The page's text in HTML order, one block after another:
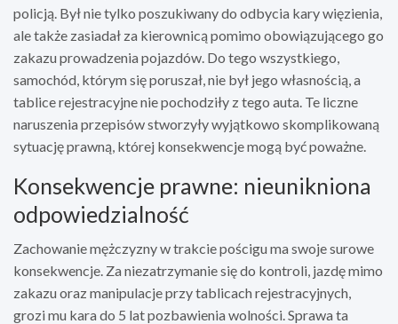
policją. Był nie tylko poszukiwany do odbycia kary więzienia,
ale także zasiadał za kierownicą pomimo obowiązującego go
zakazu prowadzenia pojazdów. Do tego wszystkiego,
samochód, którym się poruszał, nie był jego własnością, a
tablice rejestracyjne nie pochodziły z tego auta. Te liczne
naruszenia przepisów stworzyły wyjątkowo skomplikowaną
sytuację prawną, której konsekwencje mogą być poważne.
Konsekwencje prawne: nieunikniona
odpowiedzialność
Zachowanie mężczyzny w trakcie pościgu ma swoje surowe
konsekwencje. Za niezatrzymanie się do kontroli, jazdę mimo
zakazu oraz manipulacje przy tablicach rejestracyjnych,
grozi mu kara do 5 lat pozbawienia wolności. Sprawa ta